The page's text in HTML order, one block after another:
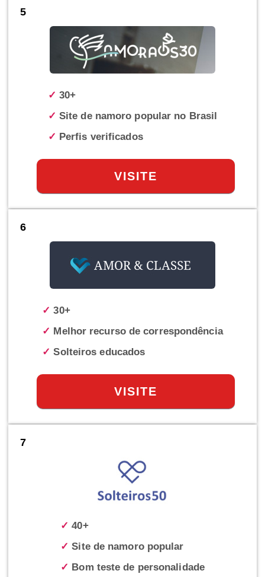
5
✓ 30+
✓ Site de namoro popular no Brasil
✓ Perfis verificados
VISITE
6
✓ 30+
✓ Melhor recurso de correspondência
✓ Solteiros educados
VISITE
7
✓ 40+
✓ Site de namoro popular
✓ Bom teste de personalidade